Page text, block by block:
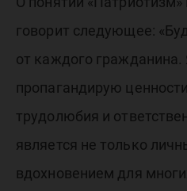
говорит следующее:
от каждого гражданина.
пропагандирую
трудолюбия и
является не только
вдохновением для